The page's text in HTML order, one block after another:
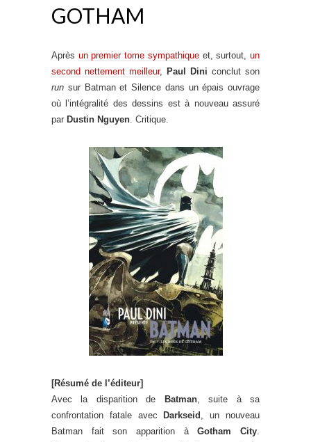
GOTHAM
Après un premier tome sympathiqueet, surtout,un
second nettement meilleur, Paul Dini conclut son
run sur Batman et Silence dans un épais ouvrage
où l’intégralité des dessins est à nouveau assuré
par Dustin Nguyen. Critique.
[Résumé de l’éditeur]
Avec la disparition de
Batman, suite à sa
confrontation fatale avec
Darkseid , un nouveau
Batman fait son apparition àGotham City.